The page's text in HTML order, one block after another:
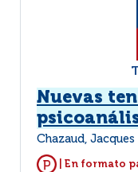
Nuevas
Chazaud, Jacques
| En formato